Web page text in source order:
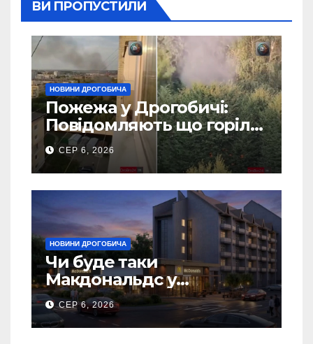
ВИ ПРОПУСТИЛИ
НОВИНИ ДРОГОБИЧА
Пожежа у Дрогобичі:
Повідомляють що горіло
5 гаражів (Відео)
СЕР 6, 2026
НОВИНИ ДРОГОБИЧА
Чи буде таки
Макдональдс у
Дрогобичі? (Фото)
СЕР 6, 2026